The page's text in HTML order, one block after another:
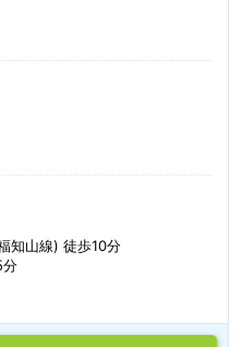
知山線) 徒歩10分
分